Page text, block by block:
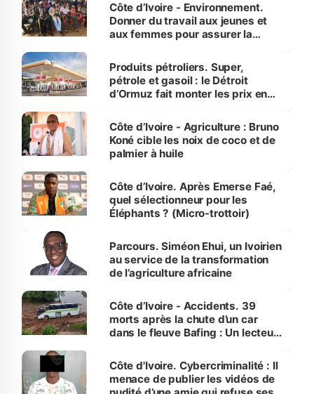
Côte d’Ivoire - Environnement.
Donner du travail aux jeunes et
aux femmes pour assurer la
menacées
Produits pétroliers. Super,
pétrole et gasoil : le Détroit
d’Ormuz fait monter les prix en
Côte d’Ivoire - Agriculture : Bruno
Koné cible les noix de coco et de
palmier à huile
Côte d’Ivoire. Après Emerse Faé,
quel sélectionneur pour les
Éléphants ? (Micro-trottoir)
Parcours. Siméon Ehui, un Ivoirien
au service de la transformation
de l’agriculture africaine
Côte d’Ivoire - Accidents. 39
morts après la chute d’un car
dans le fleuve Bafing : Un lecteur
des Transports
Côte d'Ivoire. Cybercriminalité : Il
menace de publier les vidéos de